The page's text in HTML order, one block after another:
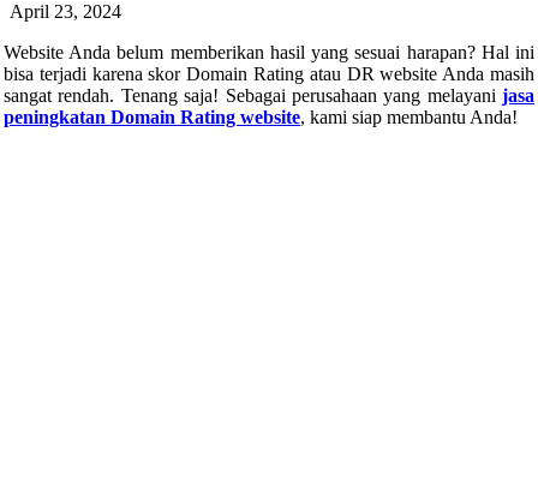
April 23, 2024
Website Anda belum memberikan hasil yang sesuai harapan? Hal ini
bisa terjadi karena skor Domain Rating atau DR website Anda masih
sangat rendah. Tenang saja! Sebagai perusahaan yang melayani jasa
peningkatan Domain Rating website, kami siap membantu Anda!